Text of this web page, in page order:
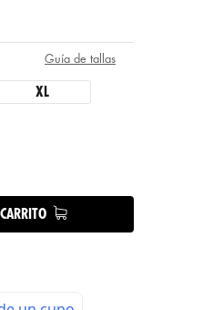
XL
Guía de tallas